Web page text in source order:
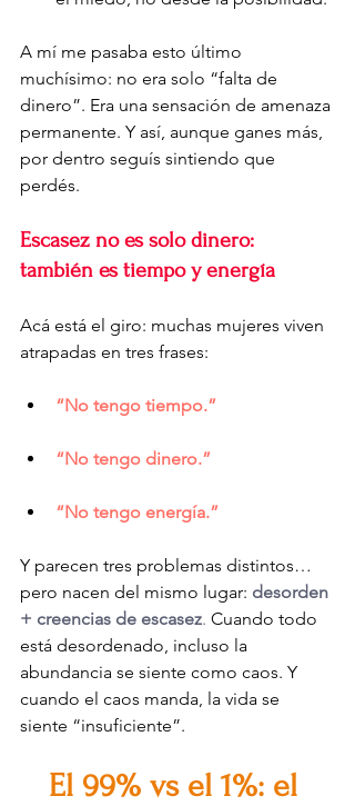
A mí me pasaba esto último
muchísimo: no era solo “falta de
dinero”. Era una sensación de amenaza
permanente. Y así, aunque ganes más,
por dentro seguís sintiendo que
perdés.
Escasez no es solo dinero:
también es tiempo y energía
Acá está el giro: muchas mujeres viven
atrapadas en tres frases:
“No tengo tiempo.”
“No tengo dinero.”
“No tengo energía.”
Y parecen tres problemas distintos…
pero nacen del mismo lugar: desorden
+ creencias de escasez. Cuando todo
está desordenado, incluso la
abundancia se siente como caos. Y
cuando el caos manda, la vida se
siente “insuficiente”.
El 99% vs el 1%: el